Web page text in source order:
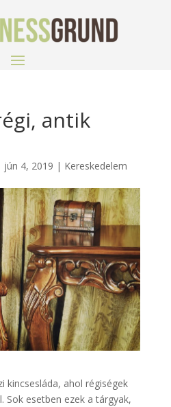
antik
jún 4, 2019 | Kereskedelem
kincsesláda, ahol régiségek
Sok esetben ezek a tárgyak,